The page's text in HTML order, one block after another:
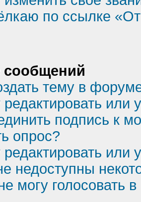
по ссылке
сообщений
тему в
редактировать или
подпись к
опрос?
редактировать или
недоступны
могу голосовать